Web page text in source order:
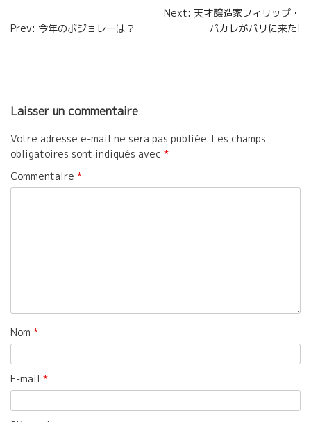
o
r
Navigation
de
Prev: 今年のボジョレーは？
Next: 天才醸造家フィリップ・
パカレがパリに来た!
Laisser un commentaire
Votre adresse e-mail ne sera pas publiée. Les champs
obligatoires sont indiqués avec *
Commentaire *
Nom *
E-mail *